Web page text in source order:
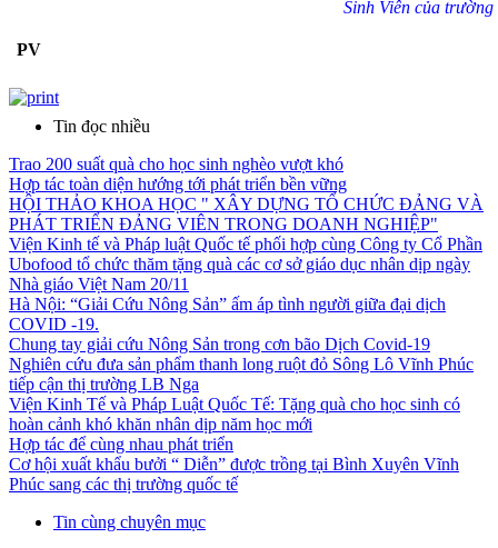
Sinh Viên của trường
PV
Tin đọc nhiều
Trao 200 suất quà cho học sinh nghèo vượt khó
Hợp tác toàn diện hướng tới phát triển bền vững
HỘI THẢO KHOA HỌC " XÂY DỰNG TỔ CHỨC ĐẢNG VÀ
PHÁT TRIỂN ĐẢNG VIÊN TRONG DOANH NGHIỆP"
Viện Kinh tế và Pháp luật Quốc tế phối hợp cùng Công ty Cổ Phần
Ubofood tổ chức thăm tặng quà các cơ sở giáo dục nhân dịp ngày
Nhà giáo Việt Nam 20/11
Hà Nội: “Giải Cứu Nông Sản” ấm áp tình người giữa đại dịch
COVID -19.
Chung tay giải cứu Nông Sản trong cơn bão Dịch Covid-19
Nghiên cứu đưa sản phẩm thanh long ruột đỏ Sông Lô Vĩnh Phúc
tiếp cận thị trường LB Nga
Viện Kinh Tế và Pháp Luật Quốc Tế: Tặng quà cho học sinh có
hoàn cảnh khó khăn nhân dịp năm học mới
Hợp tác để cùng nhau phát triển
Cơ hội xuất khẩu bưởi “ Diễn” được trồng tại Bình Xuyên Vĩnh
Phúc sang các thị trường quốc tế
Tin cùng chuyên mục